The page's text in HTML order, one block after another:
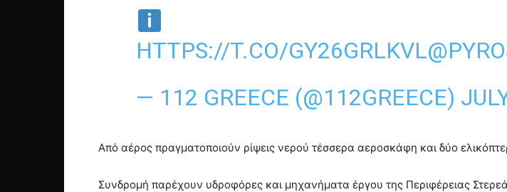
HTTPS://T.CO/GY26GRLKVL
— 112 GREECE (@112GREECE)
Από αέρος πραγματοποιούν ρίψεις νερού τέσσερα αεροσκάφη και δύο
Συνδρομή παρέχουν υδροφόρες και μηχανήματα έργου της Περιφέρειας